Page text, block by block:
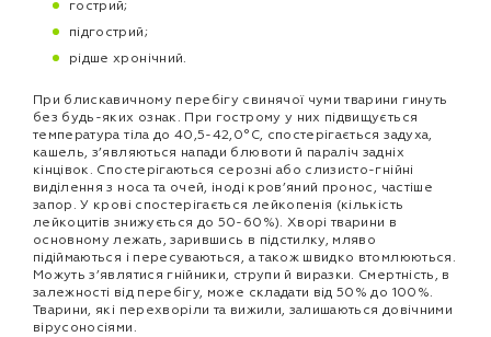
гострий;
підгострий;
рідше хронічний.
При блискавичному перебігу свинячої чуми тварини гинуть
без будь-яких ознак. При гострому у них підвищується
температура тіла до 40,5-42,0°C, спостерігається задуха,
кашель, з’являються напади блювоти й параліч задніх
кінцівок. Спостерігаються серозні або слизисто-гнійні
виділення з носа та очей, іноді кров’яний пронос, частіше
запор. У крові спостерігається лейкопенія (кількість
лейкоцитів знижується до 50-60%). Хворі тварини в
основному лежать, зарившись в підстилку, мляво
підіймаються і пересуваються, а також швидко втомлюються.
Можуть з’являтися гнійники, струпи й виразки. Смертність, в
залежності від перебігу, може складати від 50% до 100%.
Тварини, які перехворіли та вижили, залишаються довічними
вірусоносіями.